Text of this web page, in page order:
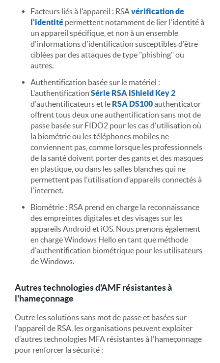
Facteurs liés à l'appareil : RSA vérification de
l'identité permettent notamment de lier l'identité à
un appareil spécifique, et non à un ensemble
d'informations d'identification susceptibles d'être
ciblées par des attaques de type "phishing" ou
autres.
Authentification basée sur le matériel :
L'authentification Série RSA iShield Key 2
d'authentificateurs et le RSA DS100authenticator
offrent tous deux une authentification sans mot de
passe basée sur FIDO2 pour les cas d'utilisation où
la biométrie ou les téléphones mobiles ne
conviennent pas, comme lorsque les professionnels
de la santé doivent porter des gants et des masques
en plastique, ou dans les salles blanches qui ne
permettent pas l'utilisation d'appareils connectés à
l'internet.
Biométrie : RSA prend en charge la reconnaissance
des empreintes digitales et des visages sur les
appareils Android et iOS. Nous prenons également
en charge Windows Hello en tant que méthode
d'authentification biométrique pour les utilisateurs
de Windows.
Autres technologies d'AMF résistantes à
l'hameçonnage
Outre les solutions sans mot de passe et basées sur
l'appareil de RSA, les organisations peuvent exploiter
d'autres technologies MFA résistantes à l'hameçonnage
pour renforcer la sécurité :